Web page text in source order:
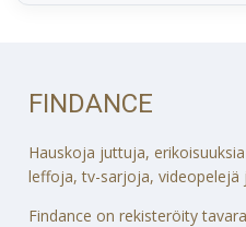
FINDANCE
Hauskoja juttuja,
leffoja, tv-sarjoja, videopelejä
Findance on rekisteröity